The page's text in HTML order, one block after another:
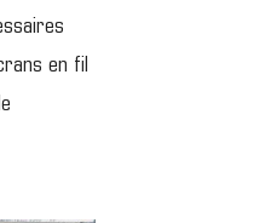
en fil